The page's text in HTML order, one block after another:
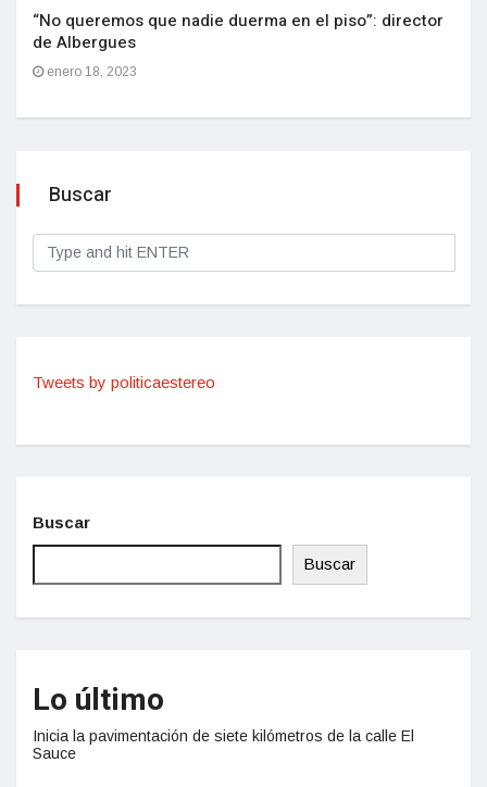
“No queremos que nadie duerma en el piso”: director
de Albergues
enero 18, 2023
Buscar
Tweets by politicaestereo
Buscar
Buscar
Lo último
Inicia la pavimentación de siete kilómetros de la calle El
Sauce